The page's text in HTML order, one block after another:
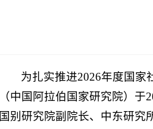
为扎实推进2026年度国家
（中国阿拉伯国家研究院）
国别研究院副院长、中东研究